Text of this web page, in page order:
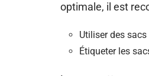
optimale, il est
Utiliser des
Étiqueter les